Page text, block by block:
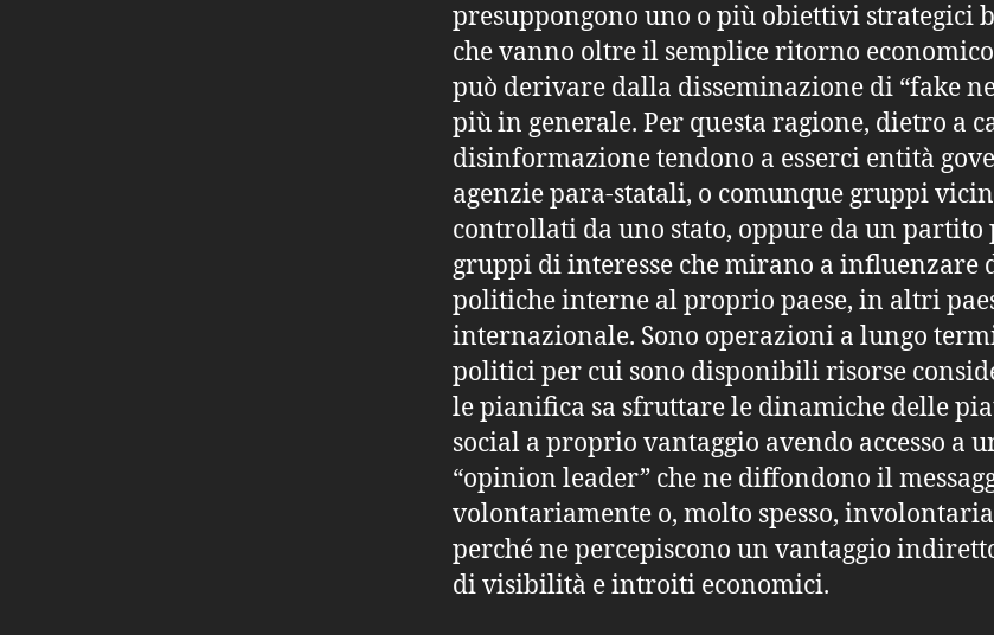
presuppongono uno o più obiettivi strategici
che vanno oltre il semplice ritorno
può derivare dalla disseminazione di “fake
più in generale. Per questa ragione, dietro a
disinformazione tendono a esserci entità
agenzie para-statali, o comunque gruppi
controllati da uno stato, oppure da un partito
gruppi di interesse che mirano a influenzare
politiche interne al proprio paese, in altri
internazionale. Sono operazioni a lungo
politici per cui sono disponibili risorse
le pianifica sa sfruttare le dinamiche delle
social a proprio vantaggio avendo accesso a
“opinion leader” che ne diffondono il
volontariamente o, molto spesso,
perché ne percepiscono un vantaggio
di visibilità e introiti economici.